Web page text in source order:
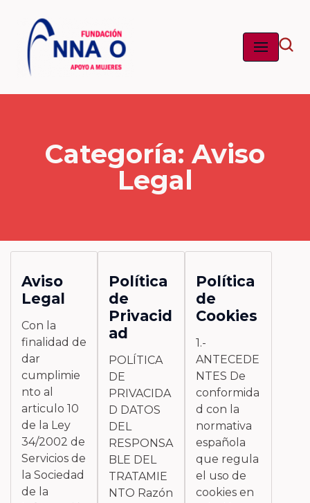
Saltar
contenido
Categoría: Aviso
Legal
Aviso
Legal
Con la
finalidad de
dar
cumplimie
nto al
articulo 10
de la Ley
34/2002 de
Servicios de
la Sociedad
de la
Política
de
Privacid
ad
POLÍTICA
DE
PRIVACIDA
D DATOS
DEL
RESPONSA
BLE DEL
TRATAMIE
NTO Razón
Política
de
Cookies
1.-
ANTECEDE
NTES De
conformida
d con la
normativa
española
que regula
el uso de
cookies en